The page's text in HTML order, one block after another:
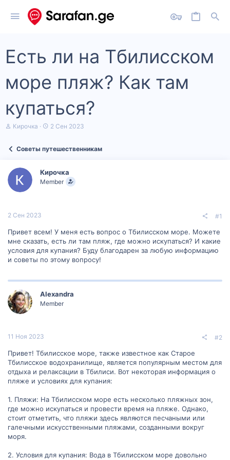
Есть ли на Тбилисском
море пляж? Как там
купаться?
А
т
м
ы
Кирочка
Д
а
ч
а
2 Сен 2023
Советы путешественникам
Кирочка
Member
2 Сен 2023 #1
Привет всем! У меня есть вопрос о Тбилисском море. Можете
мне сказать, есть ли там пляж, где можно искупаться? И какие
условия для купания? Буду благодарен за любую информацию
и советы по этому вопросу!
Alexandra
Member
11 Ноя 2023 #2
Привет! Тбилисское море, также известное как Старое
Тбилисское водохранилище, является популярным местом для
отдыха и релаксации в Тбилиси. Вот некоторая информация о
пляже и условиях для купания:
1. Пляжи: На Тбилисском море есть несколько пляжных зон,
где можно искупаться и провести время на пляже. Однако,
стоит отметить, что пляжи здесь являются песчаными или
галечными искусственными пляжами, созданными вокруг
моря.
2. Условия для купания: Вода в Тбилисском море довольно